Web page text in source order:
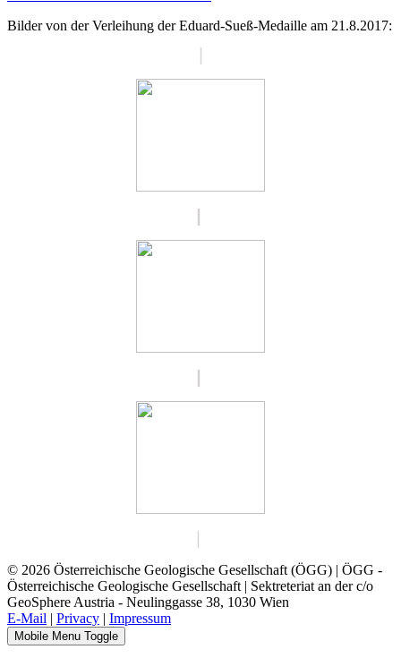
Bilder von der Verleihung der Eduard-Sueß-Medaille am 21.8.2017:
© 2026 Österreichische Geologische Gesellschaft (ÖGG) | ÖGG -
Österreichische Geologische Gesellschaft | Sektreteriat an der c/o
GeoSphere Austria - Neulinggasse 38, 1030 Wien
E-Mail | Privacy | Impressum
Mobile Menu Toggle